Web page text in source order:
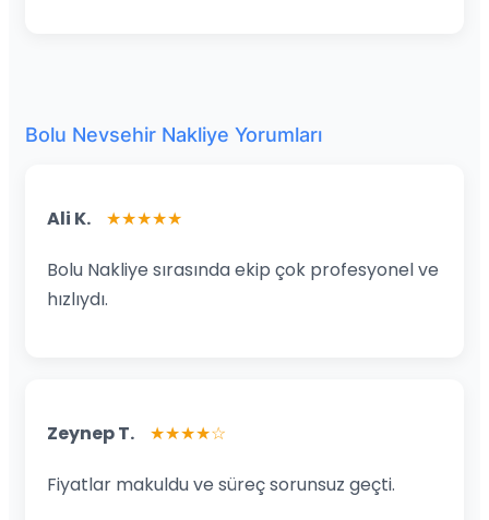
Bolu Nevsehir Nakliye Yorumları
Ali K. ★★★★★
Bolu Nakliye sırasında ekip çok profesyonel ve
hızlıydı.
Zeynep T. ★★★★☆
Fiyatlar makuldu ve süreç sorunsuz geçti.